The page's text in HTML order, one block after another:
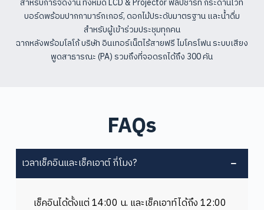
สำหรับการจัดงาน ทั้งหมด LCD & Projectorฟลิปชาร์ท กระดานไวท์
บอร์ดพร้อมปากกามาร์กเกอร์, ดอกไม้ประดับมาตรฐาน และน้ำดื่ม
สำหรับผู้เข้าร่วมประชุมทุกคน
ฉากหลังพร้อมโลโก้ บริษัท อินเทอร์เน็ตไร้สายฟรี ไมโครโฟน ระบบเสียง
พูดสาธารณะ (PA) รวมถึงที่จอดรถได้ถึง 300 คัน
FAQs
เวลาเช็คอินและเช็คเอาต์ กี่โมง?
เช็คอินได้ตั้งแต่ 14:00 น. และเช็คเอาท์ได้ถึง 12:00